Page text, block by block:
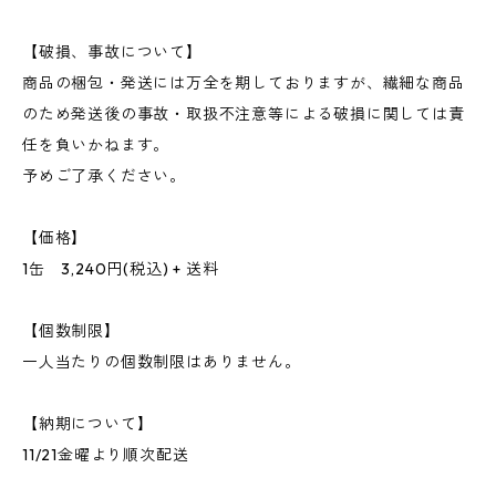
【破損、事故について】
商品の梱包・発送には万全を期しておりますが、繊細な商品
のため発送後の事故・取扱不注意等による破損に関しては責
任を負いかねます。
予めご了承ください。
【価格】
1缶 3,240円(税込) + 送料
【個数制限】
一人当たりの個数制限はありません。
【納期について】
11/21金曜より順次配送